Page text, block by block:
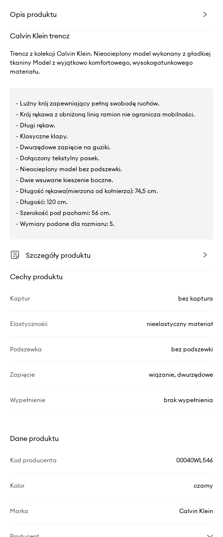
Opis produktu
Calvin Klein trencz
Trencz z kolekcji Calvin Klein. Nieocieplony model wykonany z gładkiej
tkaniny Model z wyjątkowo komfortowego, wysokogatunkowego
materiału.
- Luźny krój zapewniający pełną swobodę ruchów.
- Krój rękawa z obniżoną linią ramion nie ogranicza mobilności.
- Długi rękaw.
- Klasyczne klapy.
- Dwurzędowe zapięcie na guziki.
- Dołączony tekstylny pasek.
- Nieocieplony model bez podszewki.
- Dwie wsuwane kieszenie boczne.
- Długość rękawa(mierzona od kołnierza): 74,5 cm.
- Długość: 120 cm.
- Szerokość pod pachami: 56 cm.
- Wymiary podane dla rozmiaru: S.
Szczegóły produktu
Cechy produktu
Kaptur bez kaptura
Elastyczność nieelastyczny materiał
Podszewka bez podszewki
Zapięcie wiązanie, dwurzędowe
Wypełnienie brak wypełnienia
Dane produktu
Kod producenta 00040WL546
Kolor czarny
Marka Calvin Klein